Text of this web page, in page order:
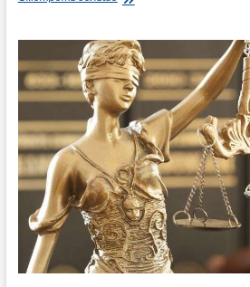
харківській
поліції:
загибла
співробітниця
Діана
Влас
намагалася
звільнитися
через
конфлікт
із
керівництвом